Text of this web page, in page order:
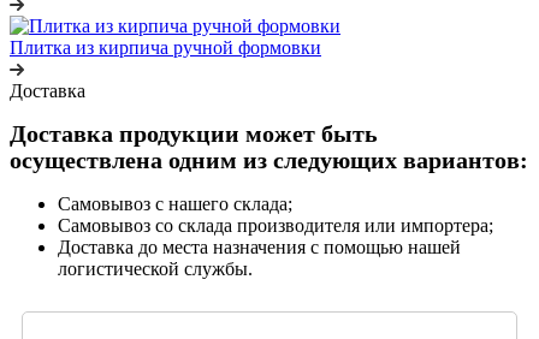
Плитка из кирпича ручной формовки
Доставка
Доставка продукции может быть
осуществлена одним из следующих вариантов:
Самовывоз с нашего склада;
Самовывоз со склада производителя или импортера;
Доставка до места назначения с помощью нашей
логистической службы.